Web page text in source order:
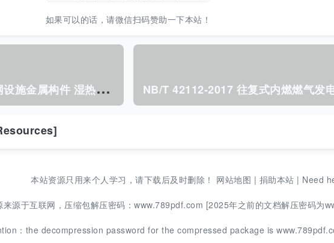
如果可以的话，请微信扫码赞助一下本站！
N
B/T 42136-2017 电网设施金属构件 湿热环境防腐涂层技术要求.pdf
本站资源只用来个人学习，请下载后及时删除！ 网站地图 | 捐助本站 | Need
源于互联网，压缩包解压密码：www.789pdf.com [2025年之前的文档解压密码为
：the decompression password for the compressed package is